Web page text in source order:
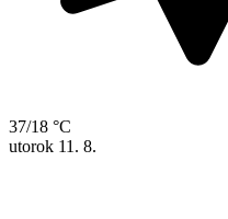
37/18 °C
utorok 11. 8.